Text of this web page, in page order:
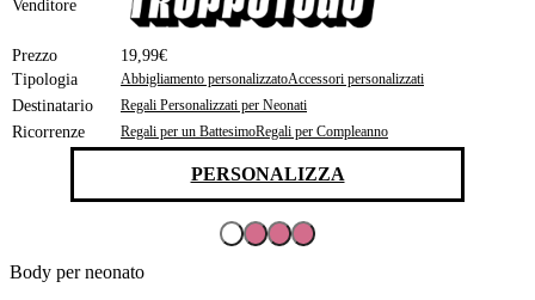
Venditore
Prezzo
19,99€
Tipologia
Abbigliamento personalizzatoAccessori personalizzati
Destinatario Regali Personalizzati per Neonati
Ricorrenze Regali per un BattesimoRegali per Compleanno
PERSONALIZZA
Body per neonato